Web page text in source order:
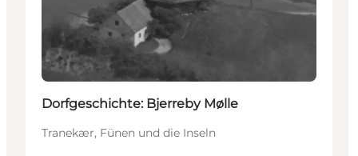
Dorfgeschichte: Bjerreby Mølle
Tranekær, Fünen und die Inseln